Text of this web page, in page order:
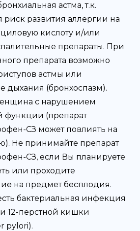
астма, т.к.
риск развития аллергии на
кислоту и/или
препараты. При
препарата возможно
астмы или
дыхания (бронхоспазм).
с нарушением
функции (препарат
СЗ может повлиять на
Не принимайте препарат
СЗ, если Вы планируете
или проходите
на предмет бесплодия.
бактериальная инфекция
12-перстной кишки
pylori).